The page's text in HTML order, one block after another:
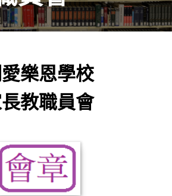
樂恩學校
教職員會